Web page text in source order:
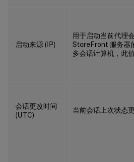
启动来源 (IP)
用于启动当前代理
StoreFront 服务器
多会话计算机，此
会话更改时间
(UTC)
当前会话上次状态